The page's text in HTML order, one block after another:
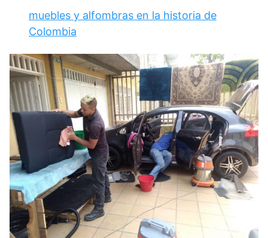
muebles y alfombras en la historia de
Colombia